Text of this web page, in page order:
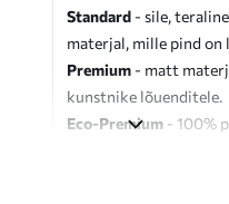
Standard - sile,
materjal, mille pind on
Premium - matt
kunstnike lõuenditele.
Eco-Premium - 100%